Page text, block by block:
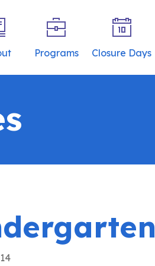
Programs Closure Days